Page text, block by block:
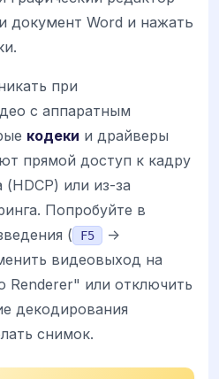
документ Word и нажать
при
с аппаратным
кодеки и драйверы
прямой доступ к кадру
или из-за
Попробуйте в
(
F5
->
видеовыход на
Renderer" или отключить
декодирования
снимок.